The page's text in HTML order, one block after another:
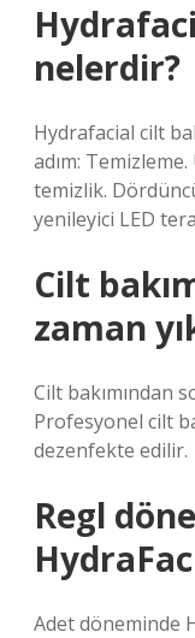
nelerdir?
Hydrafacial cilt
adım:
temizlik.
yenileyici LED
Cilt
zaman
Cilt bakımından
Profesyonel cilt
dezenfekte edilir.
Regl
Adet döneminde